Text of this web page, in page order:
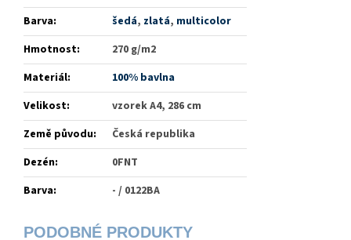
Barva: šedá, zlatá, multicolor
Hmotnost:
270 g/m2
Materiál:
100% bavlna
Velikost:
vzorek A4, 286 cm
Země původu:
Česká republika
Dezén:
0FNT
Barva: - / 0122BA